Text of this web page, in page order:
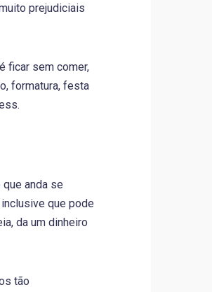
prejudiciais
ficar sem comer,
formatura, festa
anda se
que pode
da um dinheiro
tão